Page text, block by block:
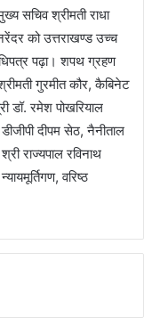
सचिव श्रीमती राधा
नरेंदर को उत्तराखण्ड उच्च
पढ़ा। शपथ ग्रहण
गुरमीत कौर, कैबिनेट
डॉ. रमेश पोखरियाल
दीपम सेठ, नैनीताल
राज्यपाल रविनाथ
वरिष्ठ